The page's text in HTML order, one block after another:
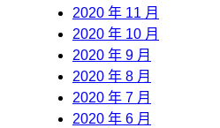
2020 年 11 月
2020 年 10 月
2020 年 9 月
2020 年 8 月
2020 年 7 月
2020 年 6 月